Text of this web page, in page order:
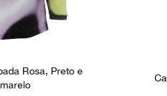
Rosa, Preto e